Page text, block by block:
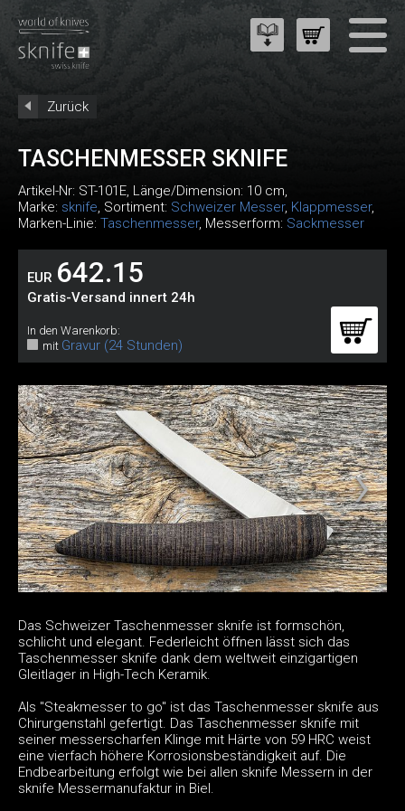
Zurück
TASCHENMESSER SKNIFE
Artikel-Nr: ST-101E, Länge/Dimension: 10 cm,
Marke: sknife, Sortiment: Schweizer Messer, Klappmesser,
Marken-Linie: Taschenmesser, Messerform: Sackmesser
EUR 642.15
Gratis-Versand innert 24h
In den Warenkorb:
mit Gravur (24 Stunden)
Das Schweizer Taschenmesser sknife ist formschön,
schlicht und elegant. Federleicht öffnen lässt sich das
Taschenmesser sknife dank dem weltweit einzigartigen
Gleitlager in High-Tech Keramik.
Als "Steakmesser to go" ist das Taschenmesser sknife aus
Chirurgenstahl gefertigt. Das Taschenmesser sknife mit
seiner messerscharfen Klinge mit Härte von 59 HRC weist
eine vierfach höhere Korrosionsbeständigkeit auf. Die
Endbearbeitung erfolgt wie bei allen sknife Messern in der
sknife Messermanufaktur in Biel.